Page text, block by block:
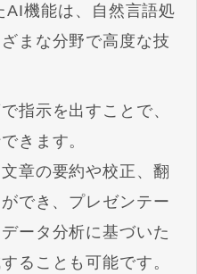
機能は、自然言語処
まな分野で高度な技
指示を出すことで、
きます。
章の要約や校正、翻
でき、プレゼンテー
ータ分析に基づいた
ることも可能です。